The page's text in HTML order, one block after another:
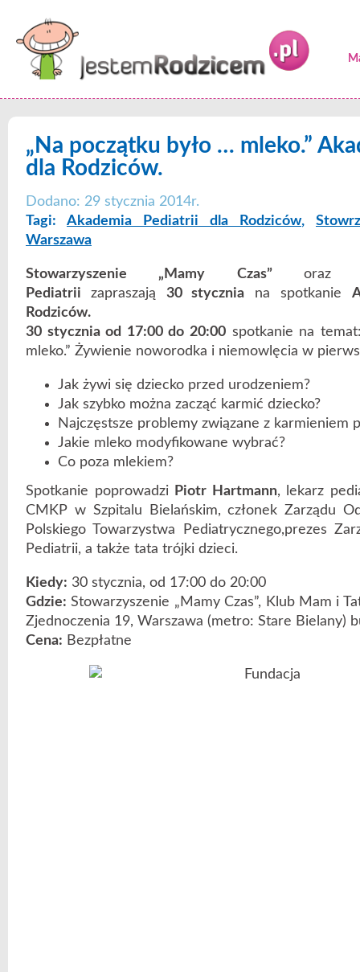
„Na początku było … mleko.”
dla Rodziców.
Dodano: 29 stycznia 2014r.
Tagi: Akademia Pediatrii dla Rodziców,
Warszawa
Stowarzyszenie „Mamy Czas”oraz
Pediatrii zapraszają 30 stycznia na spotkanie
Rodziców.
30 stycznia od 17:00 do 20:00spotkanie na
mleko.” Żywienie noworodka i niemowlęcia w
Jak żywi się dziecko przed urodzeniem?
Jak szybko można zacząć karmić dziecko?
Najczęstsze problemy związane z karmieniem
Jakie mleko modyfikowane wybrać?
Co poza mlekiem?
Spotkanie poprowadzi Piotr Hartmann, lekarz
CMKP w Szpitalu Bielańskim, członek Zarządu
Polskiego Towarzystwa Pediatrycznego,prezes
Pediatrii, a także tata trójki dzieci.
Kiedy: 30 stycznia, od 17:00 do 20:00
Gdzie: Stowarzyszenie „Mamy Czas”, Klub Mam i
Zjednoczenia 19, Warszawa (metro: Stare Bielany)
Cena: Bezpłatne